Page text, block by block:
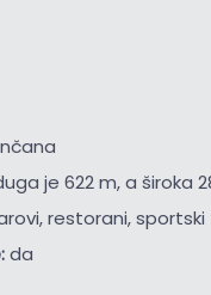
je 622 m, a široka
restorani,
da